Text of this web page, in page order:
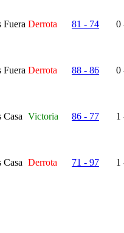
Fuera Derrota 81 - 74 0
Fuera Derrota 88 - 86 0
Casa Victoria 86 - 77 1
Casa Derrota 71 - 97 1